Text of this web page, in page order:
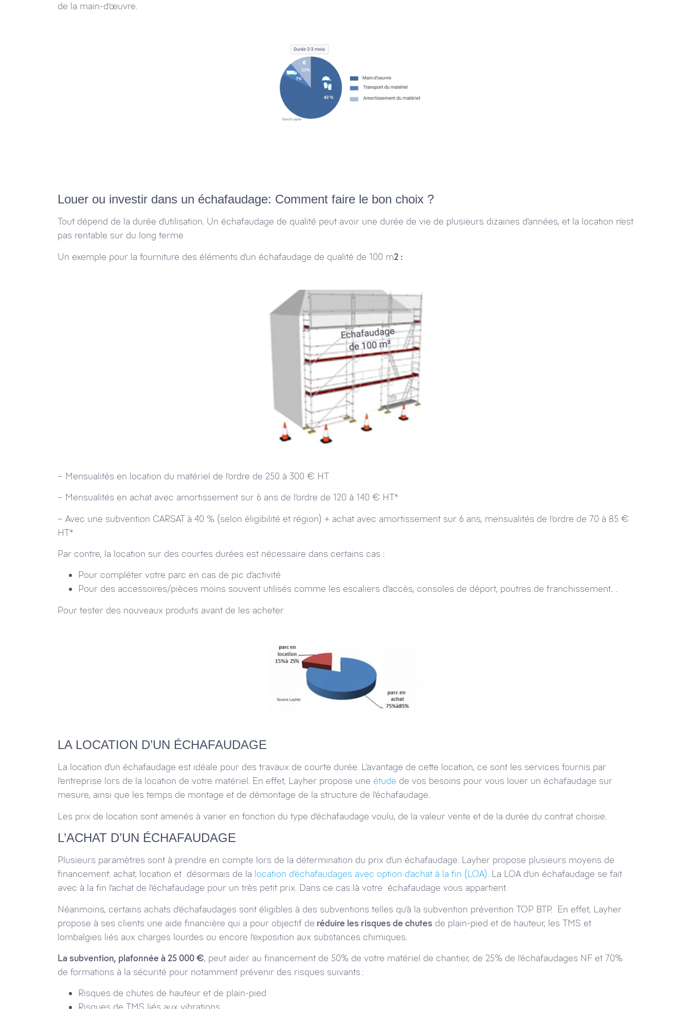
de la main-d’œuvre.
Louer ou investir dans un échafaudage: Comment faire le bon choix ?
Tout dépend de la durée d’utilisation. Un échafaudage de qualité peut avoir une durée de vie de plusieurs dizaines d’années, et la location n’est
pas rentable sur du long terme
Un exemple pour la fourniture des éléments d’un échafaudage de qualité de 100 m2 :
– Mensualités en location du matériel de l’ordre de 250 à 300 € HT
– Mensualités en achat avec amortissement sur 6 ans de l’ordre de 120 à 140 € HT*
– Avec une subvention CARSAT à 40 % (selon éligibilité et région) + achat avec amortissement sur 6 ans, mensualités de l’ordre de 70 à 85 €
HT*
Par contre, la location sur des courtes durées est nécessaire dans certains cas :
Pour compléter votre parc en cas de pic d’activité
Pour des accessoires/pièces moins souvent utilisés comme les escaliers d’accès, consoles de déport, poutres de franchissement.. .
Pour tester des nouveaux produits avant de les acheter
LA LOCATION D’UN ÉCHAFAUDAGE
La location d’un échafaudage est idéale pour des travaux de courte durée. L’avantage de cette location, ce sont les services fournis par
l’entreprise lors de la location de votre matériel. En effet, Layher propose une étude de vos besoins pour vous louer un échafaudage sur
mesure, ainsi que les temps de montage et de démontage de la structure de l’échafaudage.
Les prix de location sont amenés à varier en fonction du type d’échafaudage voulu, de la valeur vente et de la durée du contrat choisie.
L’ACHAT D’UN ÉCHAFAUDAGE
Plusieurs paramètres sont à prendre en compte lors de la détermination du prix d’un échafaudage. Layher propose plusieurs moyens de
financement: achat, location et désormais de la location d’échafaudages avec option d’achat à la fin (LOA). La LOA d’un échafaudage se fait
avec à la fin l’achat de l’échafaudage pour un très petit prix. Dans ce cas là votre échafaudage vous appartient.
Néanmoins, certains achats d’échafaudages sont éligibles à des subventions telles qu’à la subvention prévention TOP BTP. En effet, Layher
propose à ses clients une aide financière qui a pour objectif de réduire les risques de chutes de plain-pied et de hauteur, les TMS et
lombalgies liés aux charges lourdes ou encore l’exposition aux substances chimiques.
La subvention, plafonnée à 25 000 €, peut aider au financement de 50% de votre matériel de chantier, de 25% de l’échafaudages NF et 70%
de formations à la sécurité pour notamment prévenir des risques suivants :
Risques de chutes de hauteur et de plain-pied